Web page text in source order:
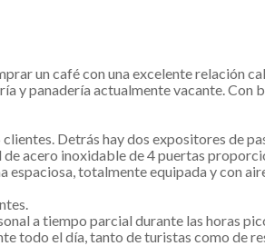
un café con una excelente relación
y panadería actualmente vacante. Con
Detrás hay dos expositores de
acero inoxidable de 4 puertas
totalmente equipada y con
a tiempo parcial durante las horas
todo el día, tanto de turistas como de